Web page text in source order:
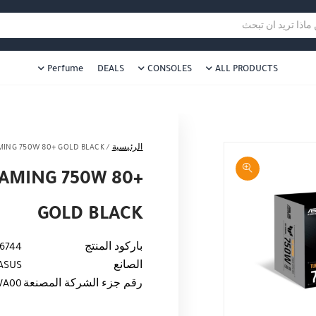
هل نزلت التطبيق ليصلك كل جديد ؟تريد ان تبحث
ALL PRODUCTS
CONSOLES
DEALS
Perfume
الرئيسية /
750W 80+ GOLD BLACK
750W 80+
GOLD BLACK
باركود المنتج
الصانع
رقم جزء الشركة المصنعة